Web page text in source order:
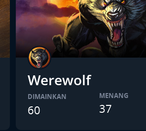
Werewolf
DIMAINKAN
60
MENANG
37